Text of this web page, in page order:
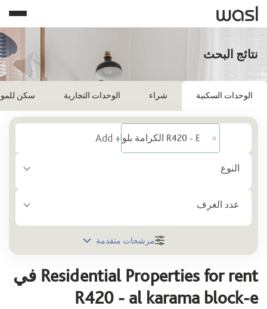
نتائج البحث
الوحدات السكنية شراء الوحدات التجارية سكن
R420 - E الكرامة بلوك
النوع
عدد الغرف
المنطقة
اختر
مرشحات متقدمة
Residential Properties for rent في
R420 - al karama block-e